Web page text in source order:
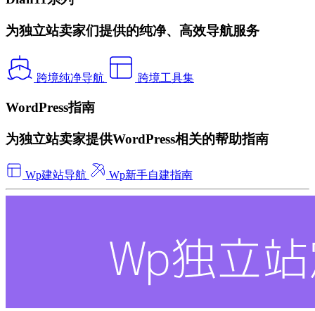
为独立站卖家们提供的纯净、高效导航服务
跨境纯净导航 跨境工具集
WordPress指南
为独立站卖家提供WordPress相关的帮助指南
Wp建站导航 Wp新手自建指南